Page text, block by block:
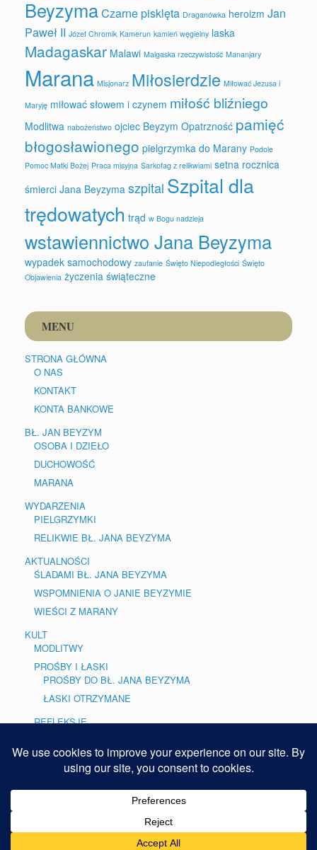
BeyzymaCzarne pisklęta Draganówka heroizm Jan
Paweł II Józef Chromik Kamerun kamień węgielny laska
Madagaskar Malawi Malgaska rzeczywistość Mananjary
Marana Misjonarz Miłosierdzie Miłować Jezusa i
Maryję miłować słowem i czynem miłość bliźniego
Modlitwa nabożeństwo ojciec Beyzym Opatrzność pamięć
błogosławionego pielgrzymka do Marany Podole
Pomoc Matki Bożej Praca misyjna Sarkofag z relikwiami setna rocznica
śmierci Jana Beyzyma szpital Szpital dla
trędowatych trąd w Bogu nadzieja
wstawiennictwo Jana Beyzyma
wypadek samochodowy zaufanie Święto Niepodległości Święto
Objawienia życzenia świąteczne
MENU
STRONA GŁÓWNA
O NAS
KONTAKT
KONTA BANKOWE
BŁ. JAN BEYZYM
OSOBA I DZIEŁO
DUCHOWOŚĆ
MARANA
WYDARZENIA
PIELGRZYMKI
RELIKWIE BŁ. JANA BEYZYMA
AKTUALNOŚCI
ŚLADAMI BŁ. JANA BEYZYMA
WSPOMNIENIA O JANIE BEYZYMIE
WIEŚCI Z MARANY
KULT
MODLITWY
PROŚBY I ŁASKI
PROŚBY DO BŁ. JANA BEYZYMA
ŁASKI OTRZYMANE
REFLEKSJE
GALERIE
Copyright © 2015. REFERAT MISYJNY PME